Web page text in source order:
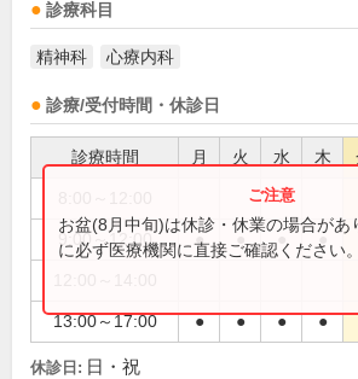
診療科目
精神科 心療内科
診療/受付時間・休診日
診療時間 月 火 水 木
9:00～12:00 ● ● ● ●
13:00～17:00 ● ● ● ●
お盆(8月中旬)は休診・休業の場合があ
に必ず医療機関に直接ご確認ください。
休診日: 日・祝